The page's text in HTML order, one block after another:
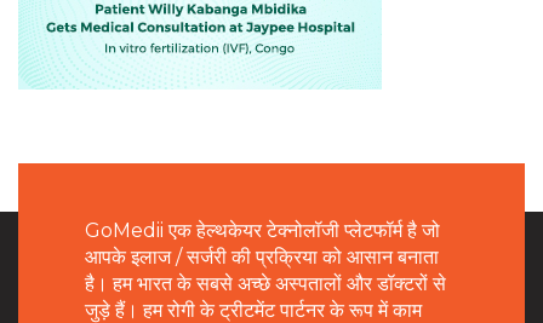
GoMedii एक हेल्थकेयर टेक्नोलॉजी प्लेटफॉर्म है जो
आपके इलाज / सर्जरी की प्रक्रिया को आसान बनाता
है। हम भारत के सबसे अच्छे अस्पतालों और डॉक्टरों से
जुड़े हैं। हम रोगी के ट्रीटमेंट पार्टनर के रूप में काम